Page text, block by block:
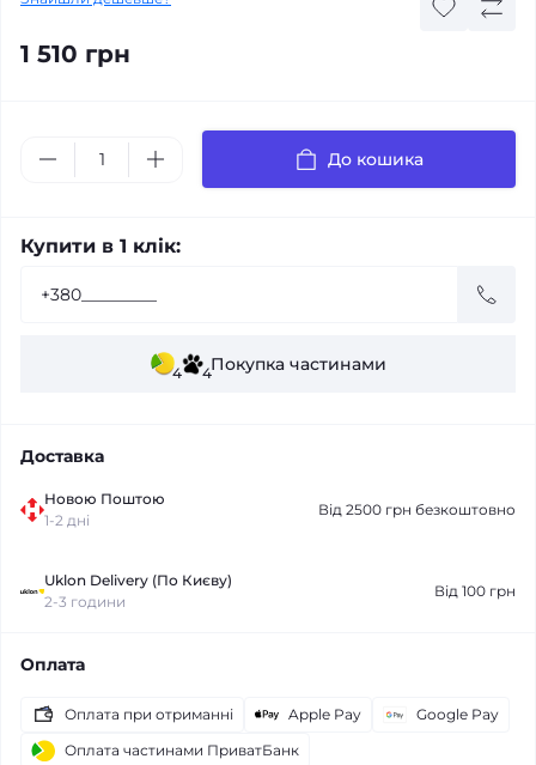
1 510 грн
До кошика
Купити в 1 клік:
4 4Покупка частинами
Доставка
Новою Поштою
1-2 дні
Від 2500 грн безкоштовно
Uklon Delivery (По Києву)
2-3 години
Від 100 грн
Оплата
Оплата при отриманні Apple Pay
Google Pay
Оплата частинами ПриватБанк